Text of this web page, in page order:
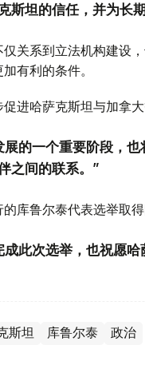
斯坦的信任，并为长
关系到立法机构建设
有利的条件。
进哈萨克斯坦与加拿大
的一个重要阶段，
之间的联系。”
库鲁尔泰代表选举取得
此次选举，也祝愿
斯坦 库鲁尔泰 政治